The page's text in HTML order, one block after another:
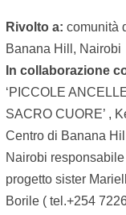
Rivolto a: comunità
Banana Hill, Nairobi
In collaborazione
‘PICCOLE
SACRO CUORE’ ,
Centro di Banana
Nairobi
progetto sister
Borile ( tel.+254